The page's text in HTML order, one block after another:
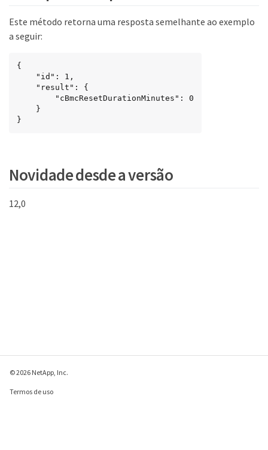
Este método retorna uma resposta semelhante ao exemplo
a seguir:
{
}
Novidade desde a versão
12,0
© 2026 NetApp, Inc.
Termos de uso